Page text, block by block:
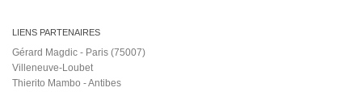
LIENS PARTENAIRES
Gérard Magdic - Paris (75007)
Villeneuve-Loubet
Thierito Mambo - Antibes